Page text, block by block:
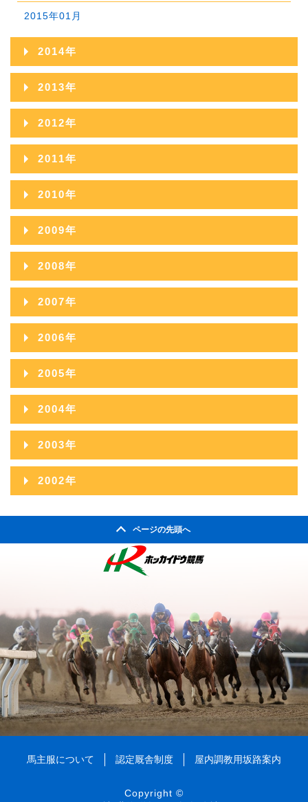
2015年01月
2014年
2014年12月
2014年11月
2014年10月
2014年09月
2014年08月
2014年07月
2014年06月
2014年05月
2014年03月
2014年02月
2014年01月
2013年
2013年12月
2013年11月
2013年10月
2013年09月
2013年08月
2013年07月
2013年06月
2013年05月
2013年03月
2013年02月
2013年01月
2012年
2012年12月
2012年11月
2012年10月
2012年09月
2012年08月
2012年07月
2012年06月
2012年05月
2012年03月
2012年02月
2012年01月
2011年
2011年12月
2011年11月
2011年10月
2011年09月
2011年08月
2011年07月
2011年06月
2011年05月
2011年03月
2011年02月
2010年
2010年12月
2010年11月
2010年10月
2010年09月
2010年08月
2010年07月
2010年06月
2010年05月
2010年03月
2009年
2009年12月
2009年11月
2009年10月
2009年09月
2009年08月
2009年07月
2009年06月
2009年05月
2009年03月
2008年
2008年12月
2008年11月
2008年10月
2008年09月
2008年08月
2008年07月
2008年06月
2008年05月
2008年01月
2007年
2007年12月
2007年11月
2007年10月
2007年09月
2007年08月
2007年07月
2007年02月
2007年01月
2006年
2006年12月
2006年11月
2006年10月
2006年09月
2006年08月
2006年03月
2006年02月
2006年01月
2005年
2005年12月
2005年11月
2005年10月
2005年09月
2005年08月
2005年07月
2005年04月
2005年03月
2005年02月
2005年01月
2004年
2004年12月
2004年11月
2004年10月
2004年06月
2004年05月
2004年04月
2004年03月
2004年02月
2004年01月
2003年
2003年12月
2003年07月
2003年06月
2003年05月
2003年04月
2003年01月
2002年
ページの先頭へ
馬主服について 認定厩舎制度 屋内調教用坂路案内
Copyright ©